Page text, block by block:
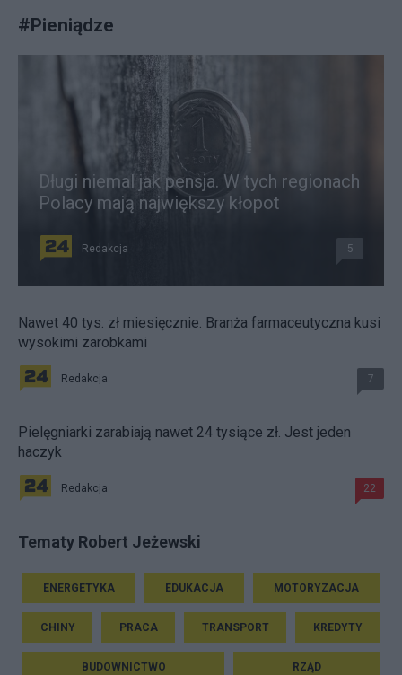
#Pieniądze
Długi niemal jak pensja. W tych regionach
Polacy mają największy kłopot
Redakcja 5
Nawet 40 tys. zł miesięcznie. Branża farmaceutyczna kusi
wysokimi zarobkami
Redakcja 7
Pielęgniarki zarabiają nawet 24 tysiące zł. Jest jeden
haczyk
Redakcja 22
Tematy Robert Jeżewski
ENERGETYKA EDUKACJA MOTORYZACJA
CHINY PRACA TRANSPORT KREDYTY
BUDOWNICTWO RZĄD